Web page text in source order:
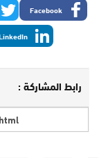
Facebook
رابط المشاركة :